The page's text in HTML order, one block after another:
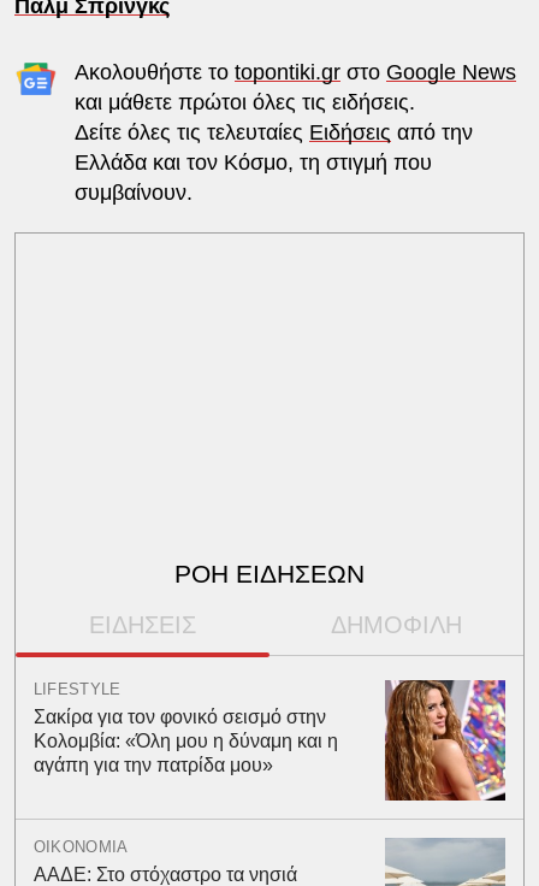
Παλμ Σπρινγκς
Ακολουθήστε το topontiki.grστο Google News
και μάθετε πρώτοι όλες τις ειδήσεις.
Δείτε όλες τις τελευταίες Ειδήσεις από την
Ελλάδα και τον Κόσμο, τη στιγμή που
συμβαίνουν.
ΡΟΗ ΕΙΔΗΣΕΩΝ
ΕΙΔΗΣΕΙΣ ΔΗΜΟΦΙΛΗ
LIFESTYLE
Σακίρα για τον φονικό σεισμό στην
Κολομβία: «Όλη μου η δύναμη και η
αγάπη για την πατρίδα μου»
ΟΙΚΟΝΟΜΙΑ
ΑΑΔΕ: Στο στόχαστρο τα νησιά